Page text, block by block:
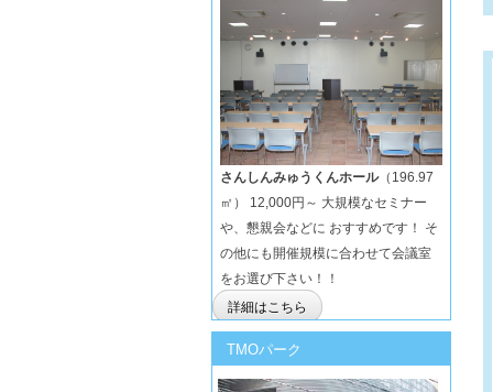
さんしんみゅうくんホール（196.97
㎡） 12,000円～ 大規模なセミナー
や、懇親会などに おすすめです！ そ
の他にも開催規模に合わせて会議室
をお選び下さい！！
詳細はこちら
TMOパーク